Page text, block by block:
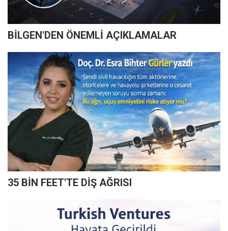
BİLGEN'DEN ÖNEMLİ AÇIKLAMALAR
35 BİN FEET'TE DİŞ AĞRISI